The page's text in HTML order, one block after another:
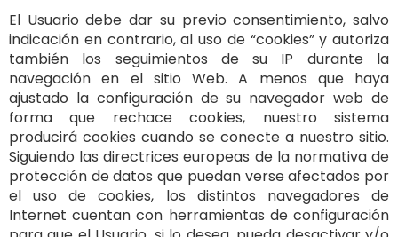
El Usuario debe dar su previo consentimiento, salvo
indicación en contrario, al uso de “cookies” y autoriza
también los seguimientos de su IP durante la
navegación en el sitio Web. A menos que haya
ajustado la configuración de su navegador web de
forma que rechace cookies, nuestro sistema
producirá cookies cuando se conecte a nuestro sitio.
Siguiendo las directrices europeas de la normativa de
protección de datos que puedan verse afectados por
el uso de cookies, los distintos navegadores de
Internet cuentan con herramientas de configuración